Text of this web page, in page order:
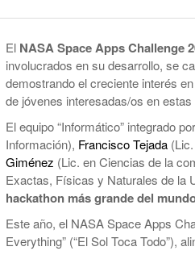
Por Fuera De La
Entre Milei Y
Ruta Del Fentanilo Mortal
Unidos Para
Vinculados A $LIBRA
De
De
ago
El NASA Space Apps Challenge
involucrados en su desarrollo, se
demostrando el creciente interés
de jóvenes interesadas/os en
El equipo “Informático” integrado por
Información), Francisco Tejada
Giménez (Lic. en Ciencias de la
Exactas, Físicas y Naturales de la
hackathon más grande del
Este año, el NASA Space Apps
Everything” (“El Sol Toca Todo”),